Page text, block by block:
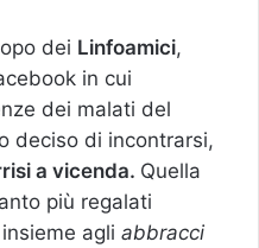
dei Linfoamici,
in cui
dei malati del
deciso di incontrarsi,
a vicenda. Quella
più regalati
agli abbracci